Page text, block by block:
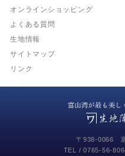
オンラインショッピング
よくある質問
生地情報
サイトマップ
リンク
〒938-0066
TEL /0765-56-